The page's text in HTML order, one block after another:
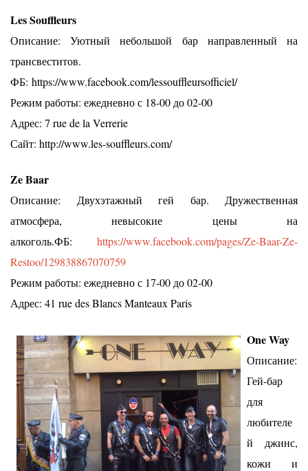
Les Souffleurs
Описание: Уютный небольшой бар направленный на
трансвеститов.
ФБ: https://www.facebook.com/lessouffleursofficiel/
Режим работы: ежедневно с 18-00 до 02-00
Адрес: 7 rue de la Verrerie
Сайт: http://www.les-souffleurs.com/
Ze Baar
Описание: Двухэтажный гей бар. Дружественная
атмосфера, невысокие цены на
алкоголь.ФБ: https://www.facebook.com/pages/Ze-Baar-Ze-
Restoo/129838867070759
Режим работы: ежедневно с 17-00 до 02-00
Адрес: 41 rue des Blancs Manteaux Paris
One Way
Описание:
Гей-бар
для
любителе
й джинс,
кожи и